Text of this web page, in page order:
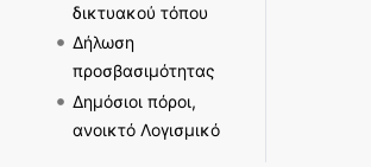
δικτυακού τόπου
Δήλωση
προσβασιμότητας
Δημόσιοι πόροι,
ανοικτό Λογισμικό